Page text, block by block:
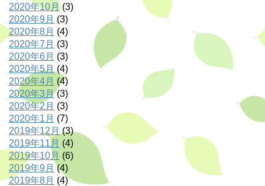
2020年10月 (3)
2020年9月 (3)
2020年8月 (4)
2020年7月 (3)
2020年6月 (3)
2020年5月 (4)
2020年4月 (4)
2020年3月(3)
2020年2月 (3)
2020年1月 (7)
2019年12月 (3)
2019年11月 (4)
2019年10月 (6)
2019年9月 (4)
2019年8月 (4)